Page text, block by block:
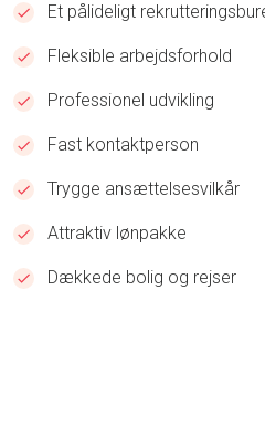
Et pålideligt
Fleksible arbejdsforhold
Professionel udvikling
Fast kontaktperson
Trygge ansættelsesvilkår
Attraktiv lønpakke
Dækkede bolig og rejser